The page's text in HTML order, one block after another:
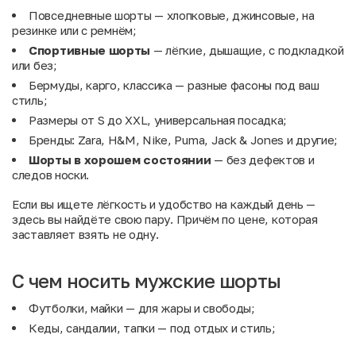
Повседневные шорты — хлопковые, джинсовые, на
резинке или с ремнём;
Спортивные шорты — лёгкие, дышащие, с подкладкой
или без;
Бермуды, карго, классика — разные фасоны под ваш
стиль;
Размеры от S до XXL, универсальная посадка;
Бренды: Zara, H&M, Nike, Puma, Jack & Jones и другие;
Шорты в хорошем состоянии — без дефектов и
следов носки.
Если вы ищете лёгкость и удобство на каждый день —
здесь вы найдёте свою пару. Причём по цене, которая
заставляет взять не одну.
С чем носить мужские шорты
Футболки, майки — для жары и свободы;
Кеды, сандалии, тапки — под отдых и стиль;